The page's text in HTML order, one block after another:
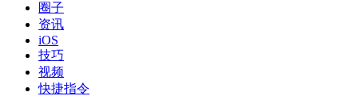
圈子
资讯
iOS
技巧
视频
快捷指令